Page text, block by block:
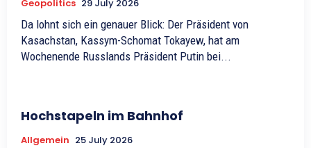
Geopolitics 29 July 2026
Da lohnt sich ein genauer Blick: Der Präsident von
Kasachstan, Kassym-Schomat Tokayew, hat am
Wochenende Russlands Präsident Putin bei...
Hochstapeln im Bahnhof
Allgemein 25 July 2026